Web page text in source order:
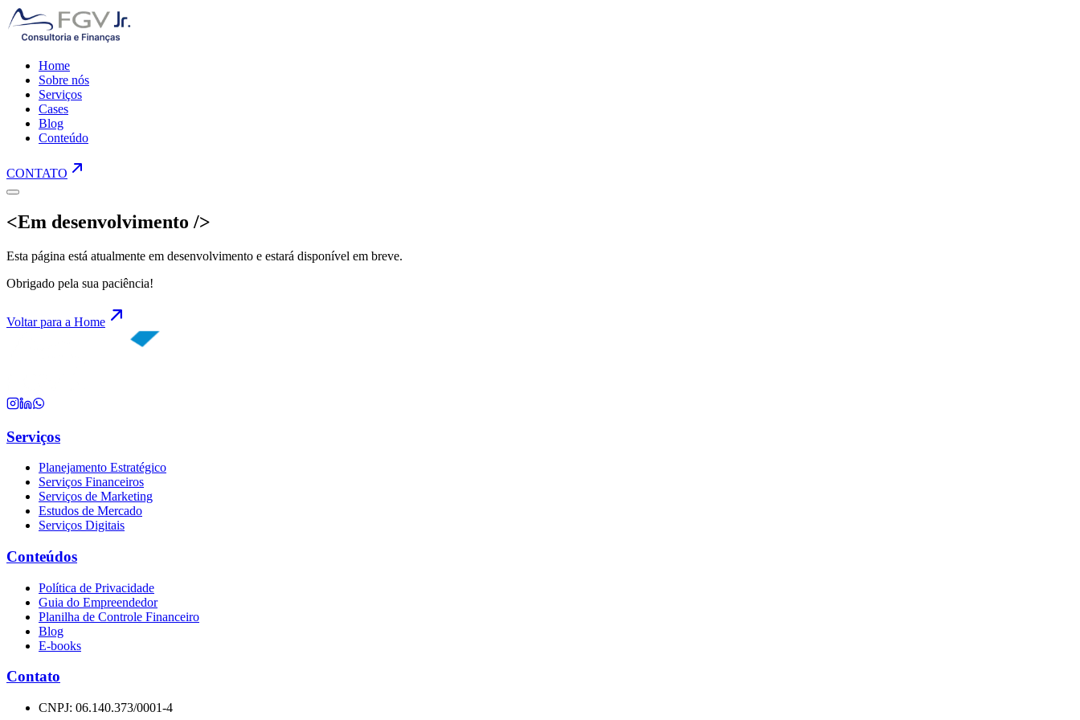
Home
Sobre nós
Serviços
Cases
Blog
Conteúdo
CONTATO
<Em desenvolvimento />
Esta página está atualmente em desenvolvimento e estará disponível em breve.
Obrigado pela sua paciência!
Voltar para a Home
Serviços
Planejamento Estratégico
Serviços Financeiros
Serviços de Marketing
Estudos de Mercado
Serviços Digitais
Conteúdos
Política de Privacidade
Guia do Empreendedor
Planilha de Controle Financeiro
Blog
E-books
Contato
CNPJ: 06.140.373/0001-4